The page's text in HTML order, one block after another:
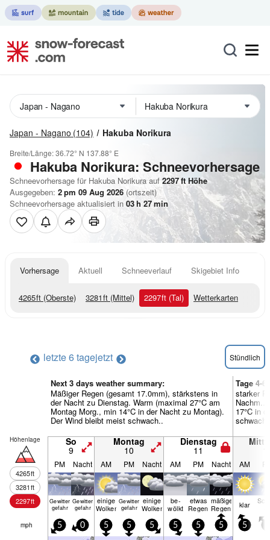
Japan - Nagano (104) Hakuba Norikura
Breite/Länge:36.72° N 137.88° E
Hakuba Norikura: Schneevorhersage
Schneevorhersage für Hakuba Norikura auf 2297ft Höhe
Ausgegeben: 2 pm 09 Aug 2026 (ortszeit)
Schneevorhersage aktualisiert in 03h 27min
Vorhersage Aktuell Schneeverlauf Skigebiet Info
4265ft (Oberste) 3281ft (Mittel) 2297ft (Tal) Wetterkarten
letzte 6 tagejetzt Stündlich
Next 3 days weather summary:
Mäßiger Regen (gesamt 17.0mm), stärkstens in
der Nacht zu Dienstag. Warm (maximal 27°C am
Montag Morg., min 14°C in der Nacht zu Montag).
Der Wind bleibt meist schwach..
Tage 4-
starker
Nachm..
17°C in
Höhenlage
4265ft
3281ft
2297ft
So
9
Montag
10
Dienstag
11
PM Nacht AM PM Nacht AM PM Nacht AM
Gewitter
gefahr
Gewitter
gefahr
einige
Wolken
Gewitter
gefahr
einige
Wolken
be­
wölkt
etwas
Regen
mäßiger
Regen klar
mph 5 0 5 5 5 5 5 5 5